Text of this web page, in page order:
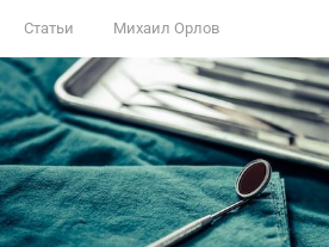
Статьи Михаил Орлов